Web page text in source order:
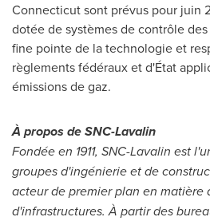
Connecticutsont prévus pour juin
dotée de systèmes de contrôle
fine pointe de la technologie et
règlements fédéraux et d'État
émissions de gaz.
À propos de SNC-Lavalin
Fondée en 1911, SNC-Lavalin est
groupes d'ingénierie et de
acteur de premier plan en matière
d'infrastructures. À partir des